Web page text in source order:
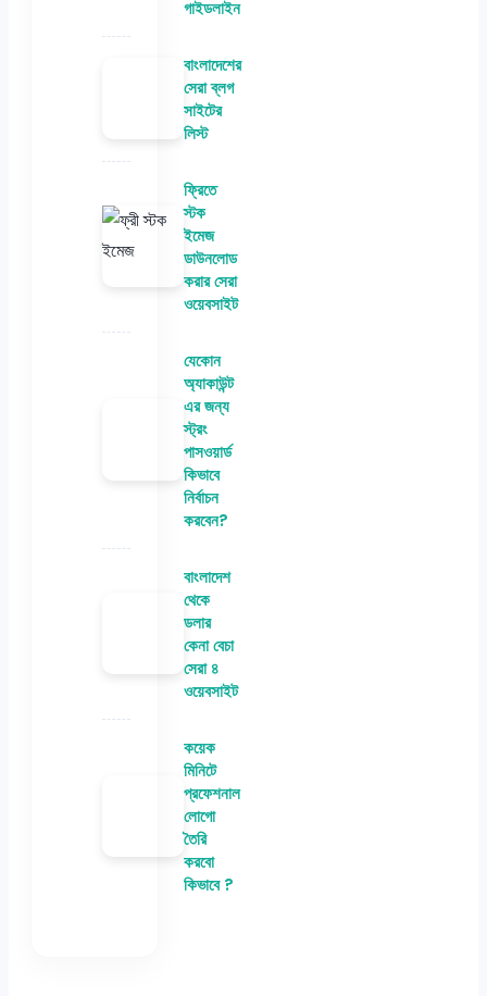
গাইডলাইন
বাংলাদেশের
সেরা ব্লগ
সাইটের
লিস্ট
ফ্রিতে
স্টক
ইমেজ
ডাউনলোড
করার সেরা
ওয়েবসাইট
যেকোন
অ্যাকাউন্ট
এর জন্য
স্ট্রং
পাসওয়ার্ড
কিভাবে
নির্বাচন
করবেন?
বাংলাদেশ
থেকে
ডলার
কেনা বেচা
সেরা ৪
ওয়েবসাইট
কয়েক
মিনিটে
প্রফেশনাল
লোগো
তৈরি
করবো
কিভাবে ?